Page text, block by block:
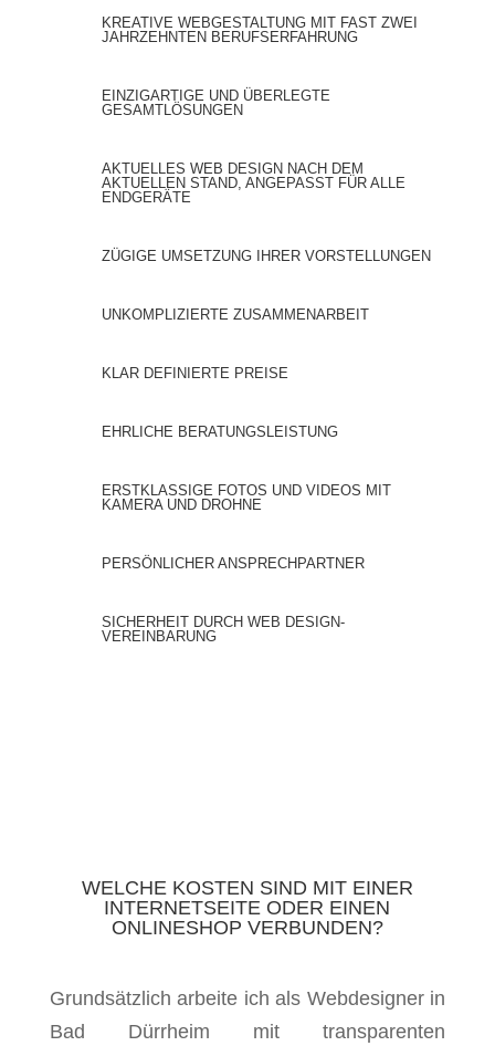
KREATIVE WEBGESTALTUNG MIT FAST ZWEI
JAHRZEHNTEN BERUFSERFAHRUNG
EINZIGARTIGE UND ÜBERLEGTE
GESAMTLÖSUNGEN
AKTUELLES WEB DESIGN NACH DEM
AKTUELLEN STAND, ANGEPASST FÜR ALLE
ENDGERÄTE
ZÜGIGE UMSETZUNG IHRER VORSTELLUNGEN
UNKOMPLIZIERTE ZUSAMMENARBEIT
KLAR DEFINIERTE PREISE
EHRLICHE BERATUNGSLEISTUNG
ERSTKLASSIGE FOTOS UND VIDEOS MIT
KAMERA UND DROHNE
PERSÖNLICHER ANSPRECHPARTNER
SICHERHEIT DURCH WEB DESIGN-
VEREINBARUNG
WELCHE KOSTEN SIND MIT EINER
INTERNETSEITE ODER EINEN
ONLINESHOP VERBUNDEN?
Grundsätzlich arbeite ich als Webdesigner in
Bad Dürrheim mit transparenten